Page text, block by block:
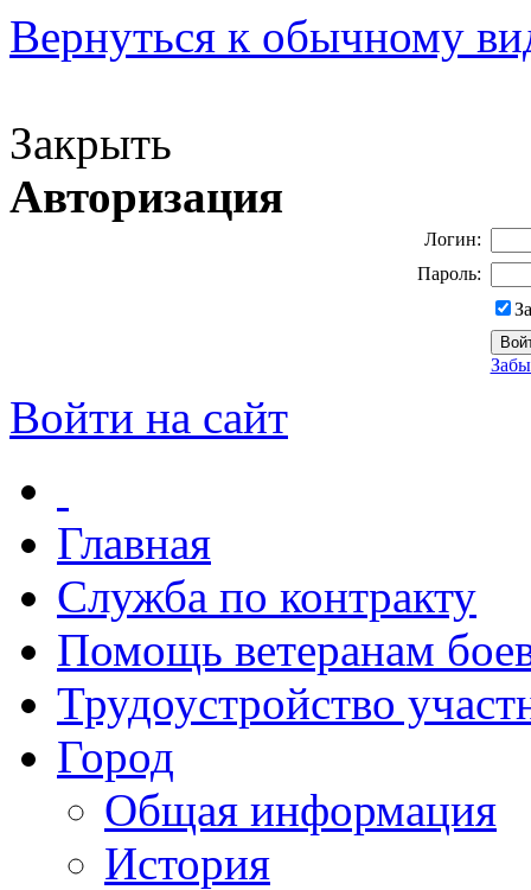
Вернуться к обычному
Закрыть
Авторизация
Логин:
Пароль:
Войти на сайт
Главная
Служба по контракту
Помощь ветеранам
Трудоустройство
Город
Общая информация
История